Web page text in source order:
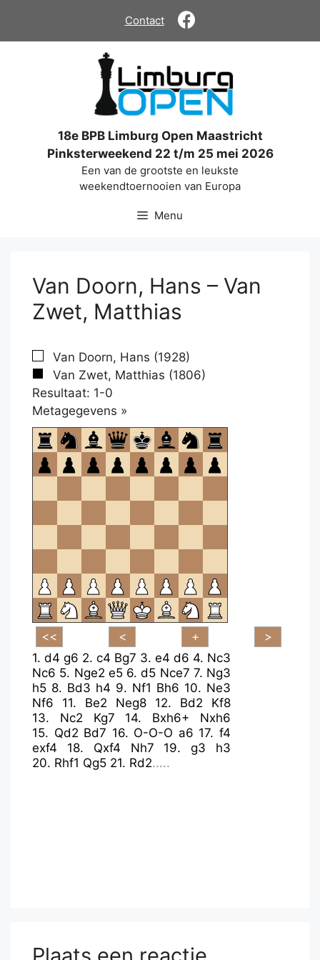
de
Contact
18e BPB Limburg Open Maastricht
Pinksterweekend 22 t/m 25 mei 2026
Een van de grootste en leukste
weekendtoernooien van Europa
Menu
Van Doorn, Hans – Van
Zwet, Matthias
Van Doorn, Hans (1928)
Van Zwet, Matthias (1806)
Resultaat: 1-0
Metagegevens »
om
te
openen.
1. d4 g6 2. c4 Bg7 3. e4 d6 4. Nc3
Nc6 5. Nge2 e5 6.d5 Nce7 7. Ng3
h5 8. Bd3 h4 9. Nf1 Bh6 10. Ne3
Nf6
11. Be2 Neg8 12. Bd2
Kf8
13. Nc2 Kg7 14. Bxh6+
Nxh6
15. Qd2 Bd7 16. O-O-O a6 17.f4
exf4
18. Qxf4 Nh7 19.g3
h3
20. Rhf1 Qg5 21. Rd2.....